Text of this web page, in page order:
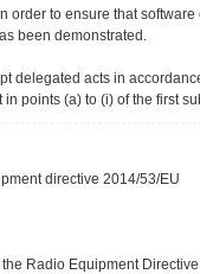
order to ensure that
been demonstrated.
delegated acts in
points (a) to (i) of the first
directive 2014/53/EU
Radio Equipment